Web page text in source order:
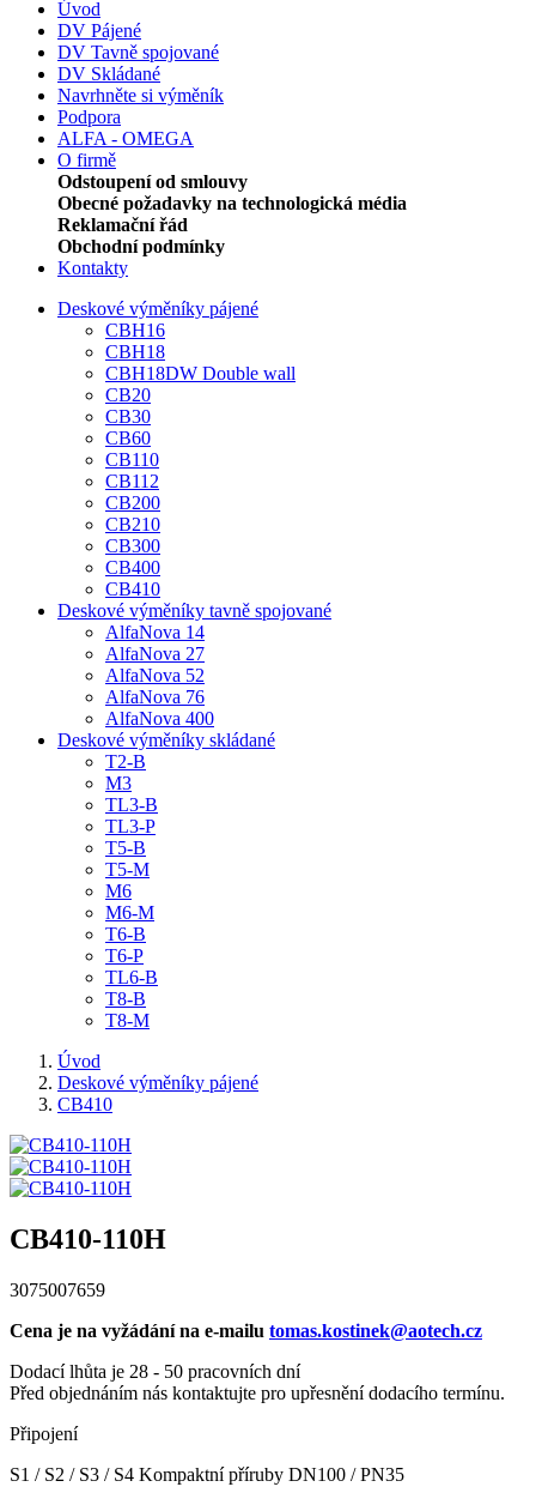
Úvod
DV Pájené
DV Tavně spojované
DV Skládané
Navrhněte si výměník
Podpora
ALFA - OMEGA
O firmě
Odstoupení od smlouvy
Obecné požadavky na technologická média
Reklamační řád
Obchodní podmínky
Kontakty
Deskové výměníky pájené
CBH16
CBH18
CBH18DW Double wall
CB20
CB30
CB60
CB110
CB112
CB200
CB210
CB300
CB400
CB410
Deskové výměníky tavně spojované
AlfaNova 14
AlfaNova 27
AlfaNova 52
AlfaNova 76
AlfaNova 400
Deskové výměníky skládané
T2-B
M3
TL3-B
TL3-P
T5-B
T5-M
M6
M6-M
T6-B
T6-P
TL6-B
T8-B
T8-M
Úvod
Deskové výměníky pájené
CB410
CB410-110H
3075007659
Cena je na vyžádání na e-mailu tomas.kostinek@aotech.cz
Dodací lhůta je 28 - 50 pracovních dní
Před objednáním nás kontaktujte pro upřesnění dodacího termínu.
Připojení
S1 / S2 / S3 / S4 Kompaktní příruby DN100 / PN35